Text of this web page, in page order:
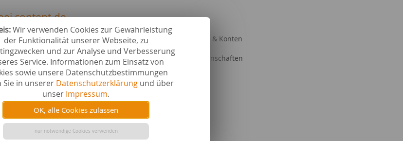
Wir verwenden Cookies zur Gewährleistung
der Funktionalität unserer Webseite, zu
und zur Analyse und Verbesserung
Service. Informationen zum Einsatz von
sowie unsere Datenschutzbestimmungen
Sie in unserer Datenschutzerklärung und über
unser Impressum.
OK, alle Cookies zulassen
nur notwendige Cookies verwenden
content.de
Aktien, WePa, etc.)
Gold, etc.)
Städte & Länder
Zahlungsverkehr & Konten
Recht & Gesetz
Wirtschaftswissenschaften